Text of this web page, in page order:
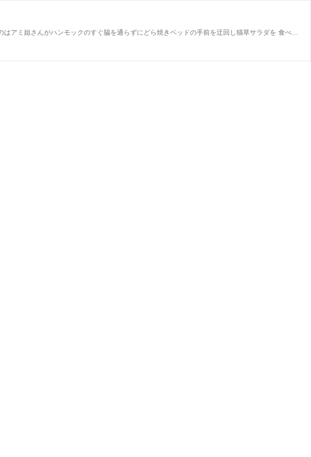
お下がりハンモックでオヤジ座りでくつろぎながら 毛繕いをしていたユウの動きがぴたりと止まったのはアミ姐さんがハンモックのすぐ脇を通らずにどら焼きベッドの手前を迂回し猫草サラダを 食べに行ったから。ハンモックのすぐそばを姐さんが通ったらチョイチョイっと手を出